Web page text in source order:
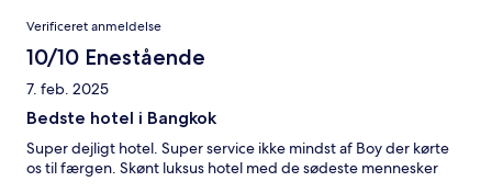
Anmeldelser
Verificeret anmeldelse
10/10 Enestående
7. feb. 2025
Bedste hotel i Bangkok
Super dejligt hotel. Super service ikke mindst af Boy der kørte
os til færgen. Skønt luksus hotel med de sødeste mennesker